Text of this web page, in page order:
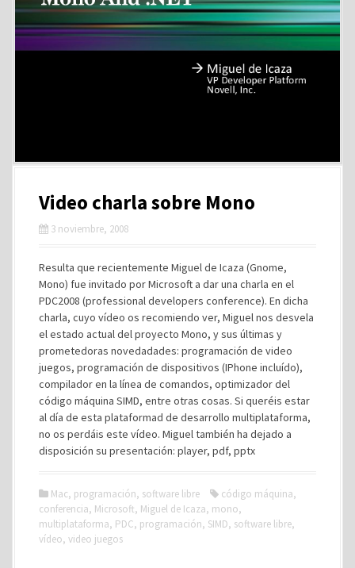
Video charla sobre Mono
3 noviembre, 2008
Resulta que recientemente Miguel de Icaza (Gnome,
Mono) fue invitado por Microsoft a dar una charla en el
PDC2008 (professional developers conference). En dicha
charla, cuyo vídeo os recomiendo ver, Miguel nos desvela
el estado actual del proyecto Mono, y sus últimas y
prometedoras novedadades: programación de video
juegos, programación de dispositivos (IPhone incluído),
compilador en la línea de comandos, optimizador del
código máquina SIMD, entre otras cosas. Si queréis estar
al día de esta plataformad de desarrollo multiplataforma,
no os perdáis este vídeo. Miguel también ha dejado a
disposición su presentación: player, pdf, pptx
Mac, programación, software libre código máquina,
conferencia, Microsoft, Miguel de Icaza, mono,
multiplataforma, PDC, programación, SIMD, software libre,
vídeo, video juegos